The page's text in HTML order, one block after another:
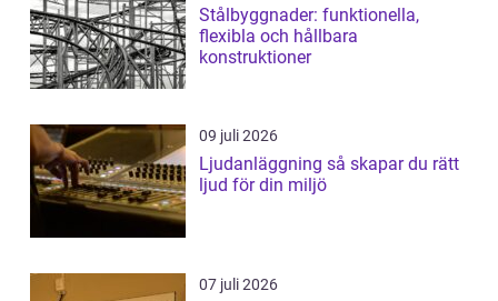
Stålbyggnader: funktionella,
flexibla och hållbara
konstruktioner
09 juli 2026
Ljudanläggning så skapar du rätt
ljud för din miljö
07 juli 2026